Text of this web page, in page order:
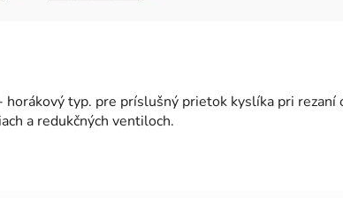
typ. pre príslušný prietok kyslíka pri
a redukčných ventiloch.